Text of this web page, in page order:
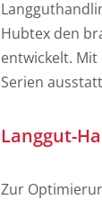
Hubtex den
entwickelt. Mit
Serien
Langgut-
Zur